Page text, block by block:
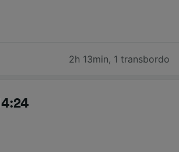
2h 13min, 1 transbordo